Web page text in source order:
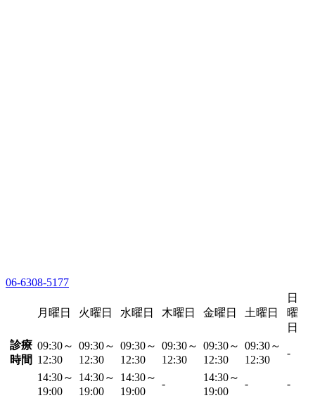
06-6308-5177
月曜日 火曜日 水曜日 木曜日 金曜日 土曜日
日
曜
日
診療
時間
09:30～
12:30
09:30～
12:30
09:30～
12:30
09:30～
12:30
09:30～
12:30
09:30～
12:30
-
14:30～
19:00
14:30～
19:00
14:30～
19:00
-
14:30～
19:00
- -